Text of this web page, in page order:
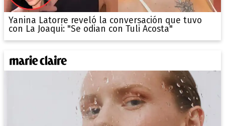
Yanina Latorre reveló la conversación que tuvo
con La Joaqui: "Se odian con Tuli Acosta"